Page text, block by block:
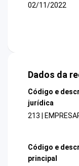
02/11/2022
Dados da
Código e
jurídica
213 |
Código e
principal